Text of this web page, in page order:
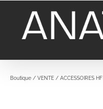
Boutique / VENTE / ACCESSOIRES HF